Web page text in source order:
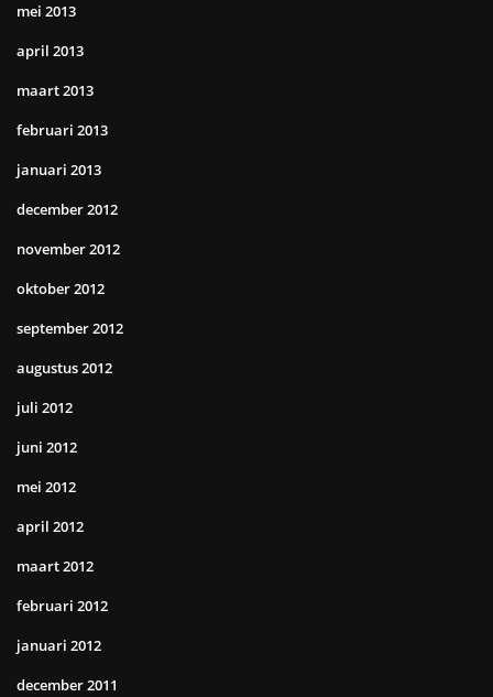
mei 2013
april 2013
maart 2013
februari 2013
januari 2013
december 2012
november 2012
oktober 2012
september 2012
augustus 2012
juli 2012
juni 2012
mei 2012
april 2012
maart 2012
februari 2012
januari 2012
december 2011